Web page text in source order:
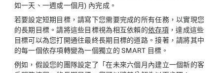
如一天、一週或一個月) 內完成。
若要設定短期目標，請寫下您需要完成的所有任務，以實現您
的長期目標。請將這些目標視為相互依賴的依存項 ，達成這些
目標可以為您打開通往最終長期目標的道路。接著，請將其中
的每一個依存項轉變為一個獨立的 SMART 目標。
例如，假設您的團隊設定了「在未來六個月內建立一個新的客